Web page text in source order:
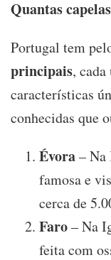
Quantas
Portugal tem
principais,
características
conhecidas que
Évora– Na
famosa e
cerca de
Faro– Na
feita com